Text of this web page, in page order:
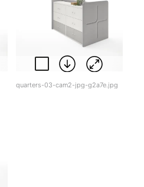
quarters-03-cam2-jpg-g2a7e.jpg